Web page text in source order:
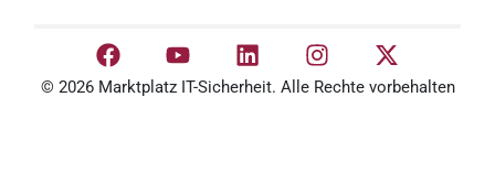
© 2026 Marktplatz IT-Sicherheit. Alle Rechte vorbehalten